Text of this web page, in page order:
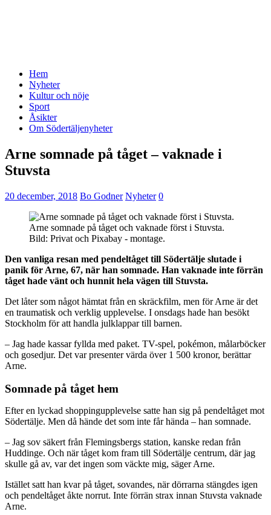
Hem
Nyheter
Kultur och nöje
Sport
Åsikter
Om Södertäljenyheter
Arne somnade på tåget – vaknade i
Stuvsta
20 december, 2018 Bo Godner Nyheter 0
Arne somnade på tåget och vaknade först i Stuvsta.
Bild: Privat och Pixabay - montage.
Den vanliga resan med pendeltåget till Södertälje slutade i
panik för Arne, 67, när han somnade. Han vaknade inte förrän
tåget hade vänt och hunnit hela vägen till Stuvsta.
Det låter som något hämtat från en skräckfilm, men för Arne är det
en traumatisk och verklig upplevelse. I onsdags hade han besökt
Stockholm för att handla julklappar till barnen.
– Jag hade kassar fyllda med paket. TV-spel, pokémon, målarböcker
och gosedjur. Det var presenter värda över 1 500 kronor, berättar
Arne.
Somnade på tåget hem
Efter en lyckad shoppingupplevelse satte han sig på pendeltåget mot
Södertälje. Men då hände det som inte får hända – han somnade.
– Jag sov säkert från Flemingsbergs station, kanske redan från
Huddinge. Och när tåget kom fram till Södertälje centrum, där jag
skulle gå av, var det ingen som väckte mig, säger Arne.
Istället satt han kvar på tåget, sovandes, när dörrarna stängdes igen
och pendeltåget åkte norrut. Inte förrän strax innan Stuvsta vaknade
Arne.